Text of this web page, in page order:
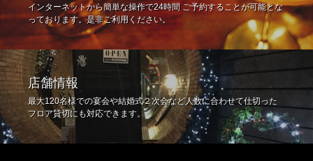
インターネットから簡単な操作で24時間 ご予約することが可能とな
っております。是非ご利用ください。
店舗情報
最大120名様での宴会や結婚式２次会など人数に合わせて仕切った
フロア貸切にも対応できます。